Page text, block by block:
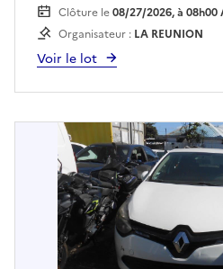
Clôture le08/27/2026, à 08h00
Organisateur : LA REUNION
Voir le lot